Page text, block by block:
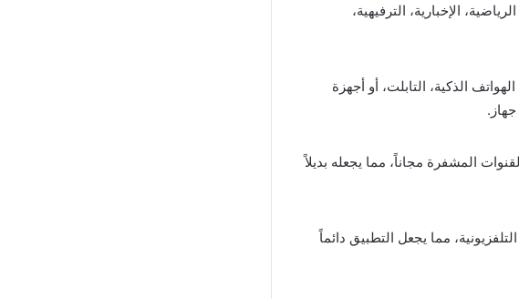
الإخبارية، الترفيهية،
الذكية، التابلت، أو أجهزة
المشفرة مجاناً، مما يجعله بديلاً
مما يجعل التطبيق دائماً